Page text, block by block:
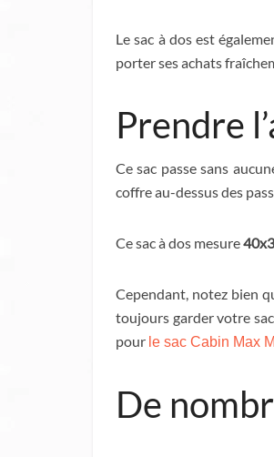
Le sac à dos est
porter ses achats
Prendre
Ce sac passe sans
coffre au-dessus des
Ce sac à dos mesure
Cependant, notez bien
toujours garder votre
pour le sac Cabin Max
De